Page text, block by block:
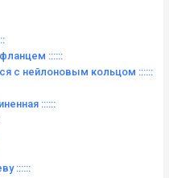
::::::
с нейлоновым кольцом ::::::
::::::
::::::